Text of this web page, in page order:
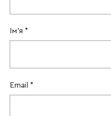
Ім'я *
Email *